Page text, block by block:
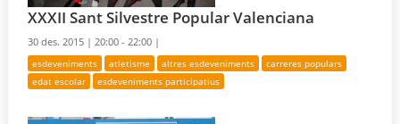
XXXII Sant Silvestre Popular Valenciana
30 des. 2015 | 20:00 - 22:00 |
esdeveniments atletisme altres esdeveniments
carreres populars
edat escolar
esdeveniments participatius